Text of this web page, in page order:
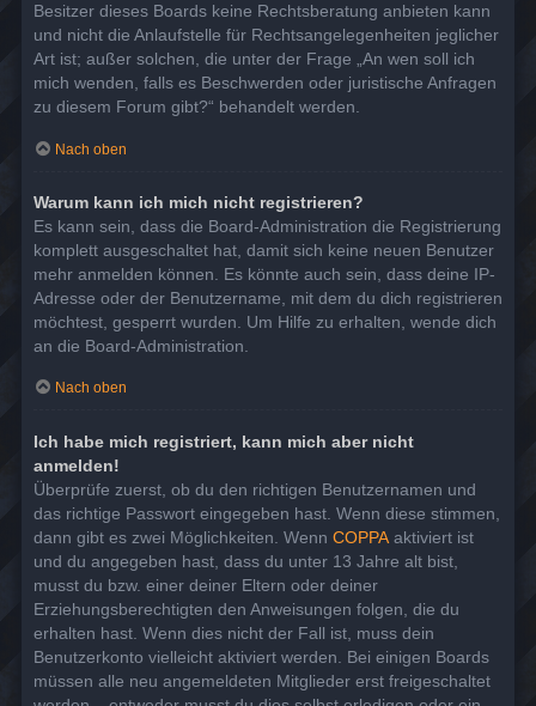
Besitzer dieses Boards keine Rechtsberatung anbieten kann
und nicht die Anlaufstelle für Rechtsangelegenheiten jeglicher
Art ist; außer solchen, die unter der Frage „An wen soll ich
mich wenden, falls es Beschwerden oder juristische Anfragen
zu diesem Forum gibt?“ behandelt werden.
Nach oben
Warum kann ich mich nicht registrieren?
Es kann sein, dass die Board-Administration die Registrierung
komplett ausgeschaltet hat, damit sich keine neuen Benutzer
mehr anmelden können. Es könnte auch sein, dass deine IP-
Adresse oder der Benutzername, mit dem du dich registrieren
möchtest, gesperrt wurden. Um Hilfe zu erhalten, wende dich
an die Board-Administration.
Nach oben
Ich habe mich registriert, kann mich aber nicht
anmelden!
Überprüfe zuerst, ob du den richtigen Benutzernamen und
das richtige Passwort eingegeben hast. Wenn diese stimmen,
dann gibt es zwei Möglichkeiten. Wenn COPPA aktiviert ist
und du angegeben hast, dass du unter 13 Jahre alt bist,
musst du bzw. einer deiner Eltern oder deiner
Erziehungsberechtigten den Anweisungen folgen, die du
erhalten hast. Wenn dies nicht der Fall ist, muss dein
Benutzerkonto vielleicht aktiviert werden. Bei einigen Boards
müssen alle neu angemeldeten Mitglieder erst freigeschaltet